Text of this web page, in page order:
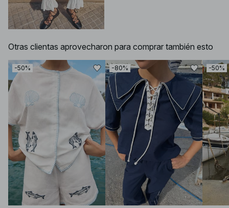
Otras clientas aprovecharon para comprar también esto
-50% -80% -50%